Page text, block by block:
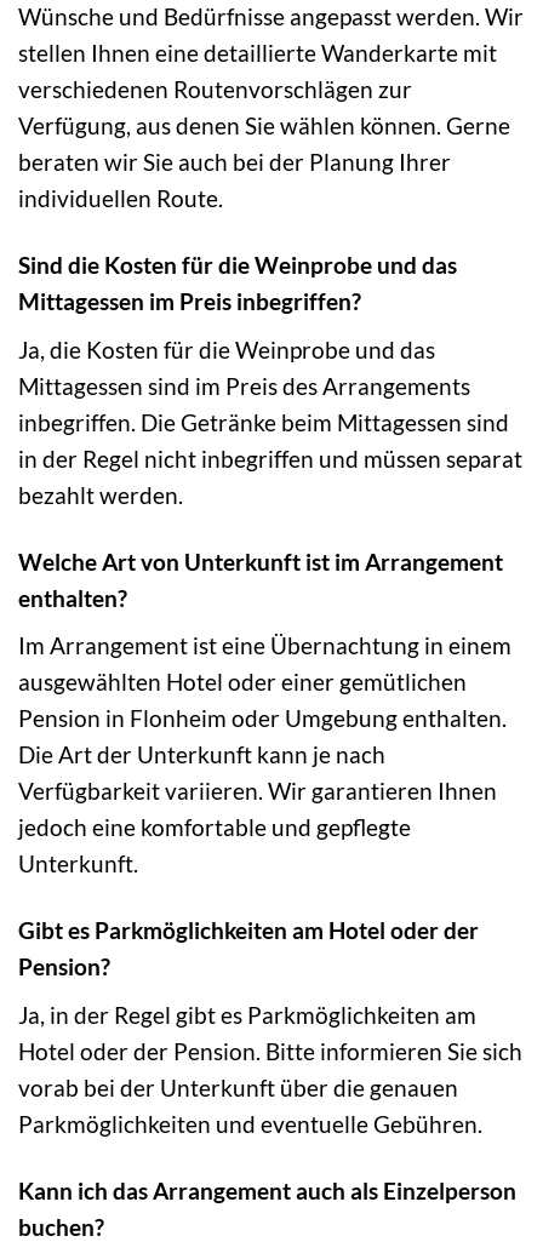
Wünsche und Bedürfnisse angepasst werden. Wir
stellen Ihnen eine detaillierte Wanderkarte mit
verschiedenen Routenvorschlägen zur
Verfügung, aus denen Sie wählen können. Gerne
beraten wir Sie auch bei der Planung Ihrer
individuellen Route.
Sind die Kosten für die Weinprobe und das
Mittagessen im Preis inbegriffen?
Ja, die Kosten für die Weinprobe und das
Mittagessen sind im Preis des Arrangements
inbegriffen. Die Getränke beim Mittagessen sind
in der Regel nicht inbegriffen und müssen separat
bezahlt werden.
Welche Art von Unterkunft ist im Arrangement
enthalten?
Im Arrangement ist eine Übernachtung in einem
ausgewählten Hotel oder einer gemütlichen
Pension in Flonheim oder Umgebung enthalten.
Die Art der Unterkunft kann je nach
Verfügbarkeit variieren. Wir garantieren Ihnen
jedoch eine komfortable und gepflegte
Unterkunft.
Gibt es Parkmöglichkeiten am Hotel oder der
Pension?
Ja, in der Regel gibt es Parkmöglichkeiten am
Hotel oder der Pension. Bitte informieren Sie sich
vorab bei der Unterkunft über die genauen
Parkmöglichkeiten und eventuelle Gebühren.
Kann ich das Arrangement auch als Einzelperson
buchen?